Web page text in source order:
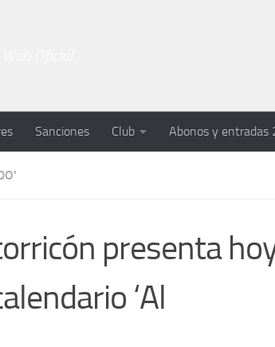
Sanciones Club Abonos y
presenta
‘Al